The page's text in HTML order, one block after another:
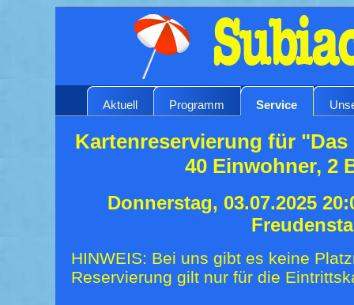
Aktuell Programm Service
Kartenreservierung für
40 Einwohner, 2
Donnerstag, 03.07.2025
HINWEIS: Bei uns gibt es keine
Reservierung gilt nur für die